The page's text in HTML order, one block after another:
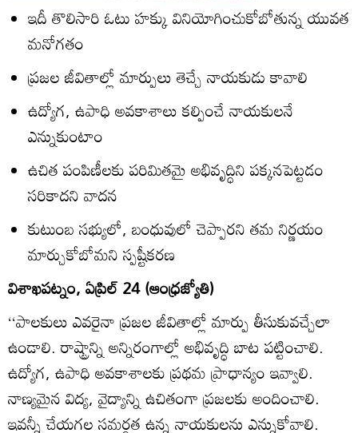
ఇదీ తొలిసారి ఓటు హక్కు వినియోగించుకోబోతున్న యువత
మనోగతం
ప్రజల జీవితాల్లో మార్పులు తెచ్చే నాయకుడు కావాలి
ఉద్యోగ, ఉపాధి అవకాశాలు కల్పించే నాయకులనే
ఎన్నుకుంటాం
ఉచిత పంపిణీలకు పరిమితమై అభివృద్ధిని పక్కనపెట్టడం
సరికాదని వాదన
కుటుంబ సభ్యులో, బంధువులో చెప్పారని తమ నిర్ణయం
మార్చుకోబోమని స్పష్టీకరణ
విశాఖపట్నం, ఏప్రిల్‌ 24 (ఆంధ్రజ్యోతి)
‘‘పాలకులు ఎవరైనా ప్రజల జీవితాల్లో మార్పు తీసుకువచ్చేలా
ఉండాలి. రాష్ట్రాన్ని అన్నిరంగాల్లో అభివృద్ధి బాట పట్టించాలి.
ఉద్యోగ, ఉపాధి అవకాశాలకు ప్రథమ ప్రాధాన్యం ఇవ్వాలి.
నాణ్యమైన విద్య, వైద్యాన్ని ఉచితంగా ప్రజలకు అందించాలి.
ఇవన్నీ చేయగల సమర్థత ఉన్న నాయకులను ఎన్నుకోవాలి.